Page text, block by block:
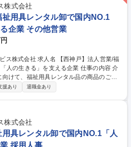
用者様の拡大も狙っていきます ■利用者の
自宅で過ごせているか不具合が無いか確認
株式会社
祉用具レンタル卸で国内NO.1
企業 その他営業
西神戸】法人営業/福
きる」を支える企業 仕事の内容 介
けて、福祉用具レンタル品の商品のご提
タル品の荷積みや手配、介護ショップの方
なニーズが出てきた際に一番にお声がけ
ため、提案力より人柄を重視しておりま
件(営業先4～5件、納品3～5件)ほど訪
使用方法等の勉強会を実施いただくことも
援あり 退職金あり
株式会社
用具レンタル卸で国内NO.1「人
採用人事